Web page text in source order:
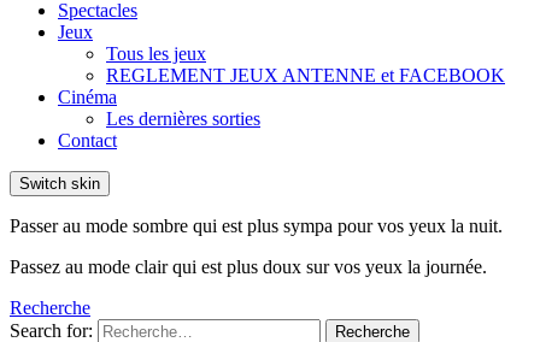
Spectacles
Jeux
Tous les jeux
REGLEMENT JEUX ANTENNE et FACEBOOK
Cinéma
Les dernières sorties
Contact
Switch skin
Passer au mode sombre qui est plus sympa pour vos yeux la nuit.
Passez au mode clair qui est plus doux sur vos yeux la journée.
Recherche
Search for:
Recherche